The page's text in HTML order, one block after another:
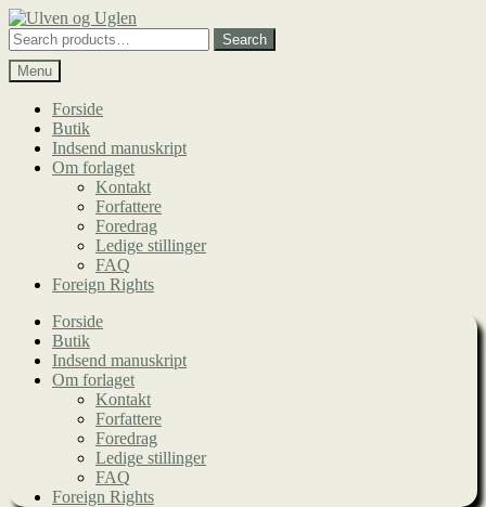
Spring
til
navigation
Spring
til
indhold
Search
for:
Search
Menu
Forside
Butik
Indsend manuskript
Om forlaget
Kontakt
Forfattere
Foredrag
Ledige stillinger
FAQ
Foreign Rights
Forside
Butik
Indsend manuskript
Om forlaget
Kontakt
Forfattere
Foredrag
Ledige stillinger
FAQ
Foreign Rights